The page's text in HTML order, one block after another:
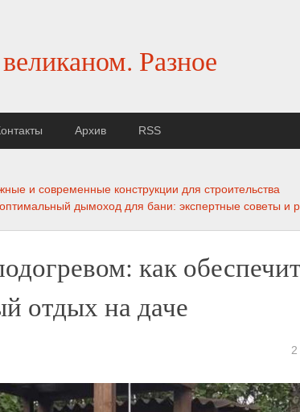
Разное
Архив RSS
и современные конструкции для строительства
дымоход для бани: экспертные советы и
как
отдых на даче
2